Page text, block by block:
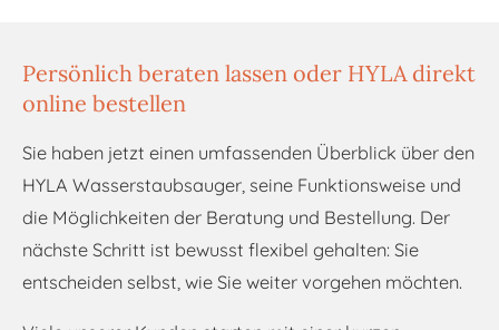
Persönlich beraten lassen oder HYLA direkt
online bestellen
Sie haben jetzt einen umfassenden Überblick über den
HYLA Wasserstaubsauger, seine Funktionsweise und
die Möglichkeiten der Beratung und Bestellung. Der
nächste Schritt ist bewusst flexibel gehalten: Sie
entscheiden selbst, wie Sie weiter vorgehen möchten.